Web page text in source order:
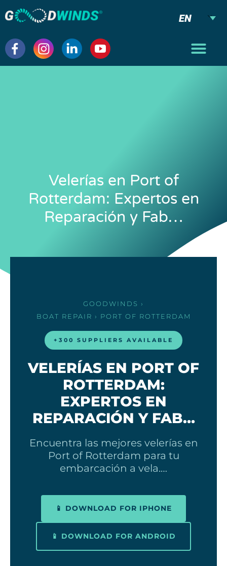
EN
Velerías en Port of
Rotterdam: Expertos en
Reparación y Fab…
GOODWINDS ›
BOAT REPAIR › PORT OF ROTTERDAM
+300 SUPPLIERS AVAILABLE
VELERÍAS EN PORT OF
ROTTERDAM:
EXPERTOS EN
REPARACIÓN Y FAB…
Encuentra las mejores velerías en
Port of Rotterdam para tu
embarcación a vela.…
📱 DOWNLOAD FOR IPHONE
📱 DOWNLOAD FOR ANDROID